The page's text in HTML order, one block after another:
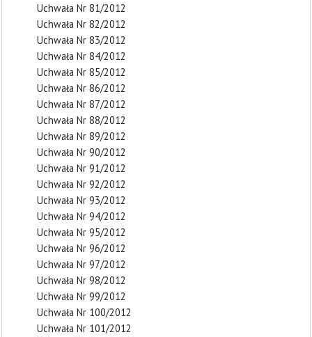
Uchwała Nr 81/2012
Uchwała Nr 82/2012
Uchwała Nr 83/2012
Uchwała Nr 84/2012
Uchwała Nr 85/2012
Uchwała Nr 86/2012
Uchwała Nr 87/2012
Uchwała Nr 88/2012
Uchwała Nr 89/2012
Uchwała Nr 90/2012
Uchwała Nr 91/2012
Uchwała Nr 92/2012
Uchwała Nr 93/2012
Uchwała Nr 94/2012
Uchwała Nr 95/2012
Uchwała Nr 96/2012
Uchwała Nr 97/2012
Uchwała Nr 98/2012
Uchwała Nr 99/2012
Uchwała Nr 100/2012
Uchwała Nr 101/2012